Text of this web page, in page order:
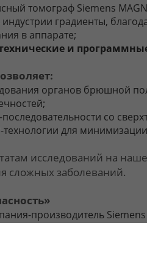
томограф Siemens
градиенты,
в аппарате;
и
органов брюшной
со
технологии для
исследований на
сложных заболеваний.
производитель